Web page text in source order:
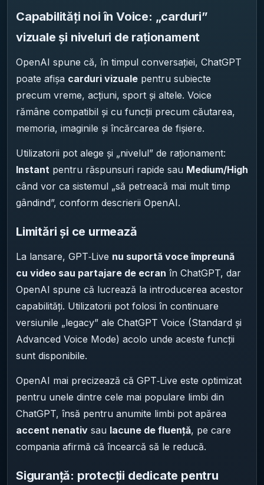
Capabilități noi în Voice: „carduri”
vizuale și niveluri de raționament
OpenAI spune că, în timpul conversației, ChatGPT
poate afișa carduri vizuale pentru subiecte
precum vreme, acțiuni, sport și altele. Voice
rămâne compatibil și cu funcții precum căutarea,
memoria, imaginile și încărcarea de fișiere.
Utilizatorii pot alege și „nivelul” de raționament:
Instant pentru răspunsuri rapide sau Medium/High
când vor ca sistemul „să petreacă mai mult timp
gândind”, conform descrierii OpenAI.
Limitări și ce urmează
La lansare, GPT‑Live nu suportă voce împreună
cu video sau partajare de ecran în ChatGPT, dar
OpenAI spune că lucrează la introducerea acestor
capabilități. Utilizatorii pot folosi în continuare
versiunile „legacy” ale ChatGPT Voice (Standard și
Advanced Voice Mode) acolo unde aceste funcții
sunt disponibile.
OpenAI mai precizează că GPT‑Live este optimizat
pentru unele dintre cele mai populare limbi din
ChatGPT, însă pentru anumite limbi pot apărea
accent nenativ sau lacune de fluență, pe care
compania afirmă că încearcă să le reducă.
Siguranță: protecții dedicate pentru